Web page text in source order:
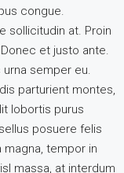
congue.
sollicitudin at. Proin
et justo ante.
semper eu.
parturient montes,
lobortis purus
posuere felis
tempor in
massa, at interdum